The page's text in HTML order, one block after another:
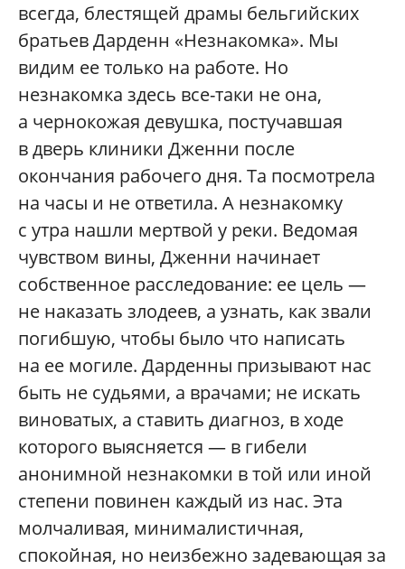
всегда, блестящей драмы бельгийских
братьев Дарденн «Незнакомка». Мы
видим ее только на работе. Но
незнакомка здесь все-таки не она,
а чернокожая девушка, постучавшая
в дверь клиники Дженни после
окончания рабочего дня. Та посмотрела
на часы и не ответила. А незнакомку
с утра нашли мертвой у реки. Ведомая
чувством вины, Дженни начинает
собственное расследование: ее цель —
не наказать злодеев, а узнать, как звали
погибшую, чтобы было что написать
на ее могиле. Дарденны призывают нас
быть не судьями, а врачами; не искать
виноватых, а ставить диагноз, в ходе
которого выясняется — в гибели
анонимной незнакомки в той или иной
степени повинен каждый из нас. Эта
молчаливая, минималистичная,
спокойная, но неизбежно задевающая за